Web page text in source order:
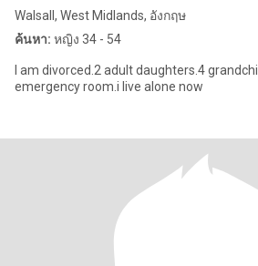
Walsall, West Midlands, อังกฤษ
ค้นหา: หญิง 34 - 54
I am divorced.2 adult daughters.4
emergency room.i live alone now